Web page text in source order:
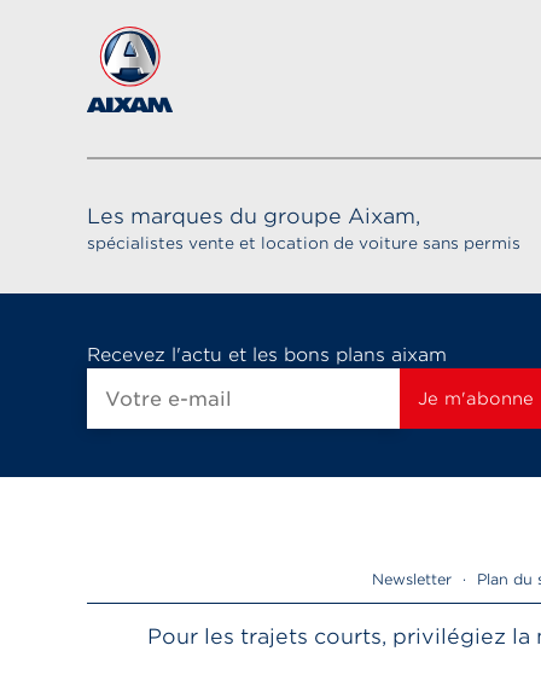
Les marques du groupe Aixam,
spécialistes vente et location de voiture sans permis
Recevez l'actu et les bons plans aixam
Newsletter · Plan du
Pour les trajets courts, privilégiez